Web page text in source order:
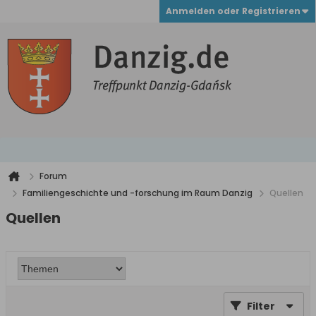
Anmelden oder Registrieren
Forum
Familiengeschichte und -forschung im Raum Danzig
Quellen
Quellen
Filter